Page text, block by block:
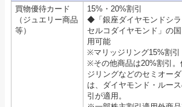
買物優待カード
（ジュエリー商品
等）
15%・20%割引
◆「銀座ダイヤモンドシ
セルコダイヤモンド」の
用可能
※マリッジリング15%割引
※その他商品は20%割引。
ジリングなどのセミオー
は、ダイヤモンド・ルー
引が適用。